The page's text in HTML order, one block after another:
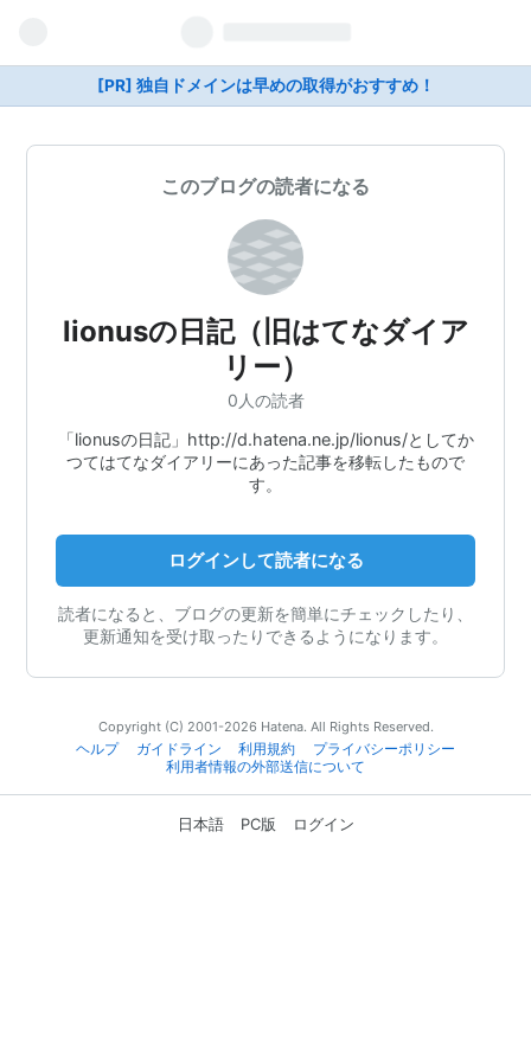
[PR] 独自ドメインは早めの取得がおすすめ！
このブログの読者になる
lionusの日記（旧はてなダイア
リー）
0人の読者
「lionusの日記」http://d.hatena.ne.jp/lionus/としてか
つてはてなダイアリーにあった記事を移転したもので
す。
ログインして読者になる
読者になると、ブログの更新を簡単にチェックしたり、
更新通知を受け取ったりできるようになります。
Copyright (C) 2001-2026 Hatena. All Rights Reserved.
ヘルプ
ガイドライン 利用規約
プライバシーポリシー
利用者情報の外部送信について
日本語 PC版 ログイン